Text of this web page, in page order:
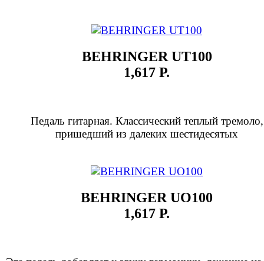
BEHRINGER UT100
1,617 Р.
Педаль гитарная. Классический теплый тремоло,
пришедший из далеких шестидесятых
BEHRINGER UO100
1,617 Р.